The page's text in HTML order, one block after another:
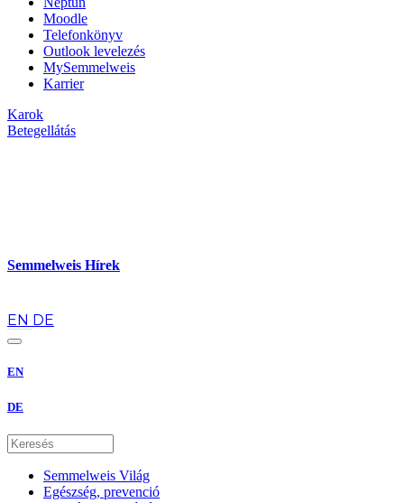
Moodle
Telefonkönyv
Outlook levelezés
MySemmelweis
Karrier
Karok
Betegellátás
Semmelweis Hírek
EN DE
EN
DE
Semmelweis Világ
Egészség, prevenció